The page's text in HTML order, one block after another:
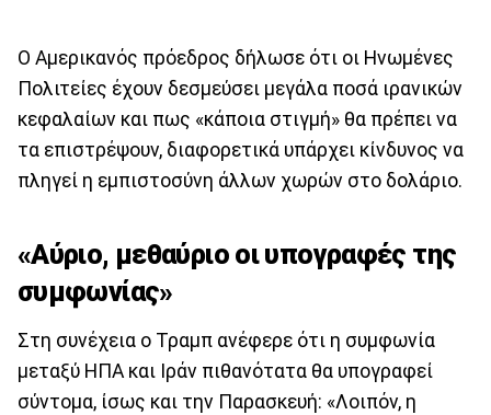
Ο Αμερικανός πρόεδρος δήλωσε ότι οι Ηνωμένες
Πολιτείες έχουν δεσμεύσει μεγάλα ποσά ιρανικών
κεφαλαίων και πως «κάποια στιγμή» θα πρέπει να
τα επιστρέψουν, διαφορετικά υπάρχει κίνδυνος να
πληγεί η εμπιστοσύνη άλλων χωρών στο δολάριο.
«Αύριο, μεθαύριο οι υπογραφές της
συμφωνίας»
Στη συνέχεια ο Τραμπ ανέφερε ότι η συμφωνία
μεταξύ ΗΠΑ και Ιράν πιθανότατα θα υπογραφεί
σύντομα, ίσως και την Παρασκευή: «Λοιπόν, η